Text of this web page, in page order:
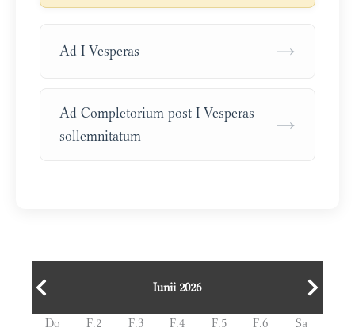
Ad I Vesperas →
Ad Completorium post I Vesperas
sollemnitatum
→
Iunii 2026
Do F.2 F.3 F.4 F.5 F.6
Sa